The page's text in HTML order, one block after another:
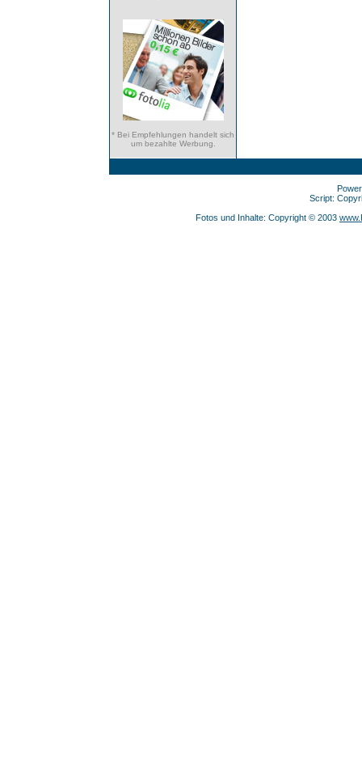
* Bei Empfehlungen handelt sich
um bezahlte Werbung.
Script:
Fotos und Inhalte: Copyright © 2003